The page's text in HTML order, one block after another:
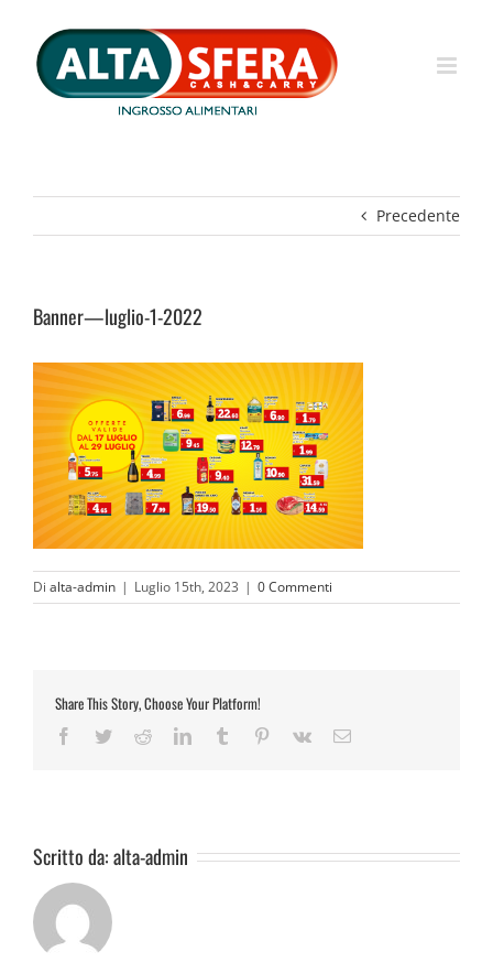
contenuto
Precedente
Banner—luglio-1-2022
Di alta-admin | Luglio 15th, 2023 | 0 Commenti
Share This Story, Choose Your Platform!
Facebook
TwitterRedditLinkedInTumblr Pinterest
Vk Email
Scritto da:alta-admin